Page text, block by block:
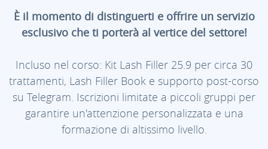
È il momento di distinguerti e offrire un servizio
esclusivo che ti porterà al vertice del settore!
Incluso nel corso: Kit Lash Filler 25.9 per circa 30
trattamenti, Lash Filler Book e supporto post-corso
su Telegram. Iscrizioni limitate a piccoli gruppi per
garantire un'attenzione personalizzata e una
formazione di altissimo livello.